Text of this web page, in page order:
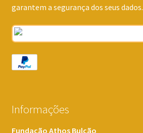
garantem a segurança dos seus dados.
Informações
Fundação Athos Bulcão